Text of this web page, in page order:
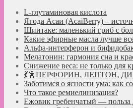
L-глутаминовая кислота
Ягода Асаи (AcaiBerry) –
Шиитаке: маленький гриб с
Какие эфирные масла лучше
Альфа-интерферон и
Мелатонин: гармония сна и
Снижение веса: не только для
💃🕺ПЕРФОРИН, ЛЕПТОН,
Заботимся о ясности ума: как
Что такое ремиелинизация?
Ежовик гребенчатый — польза